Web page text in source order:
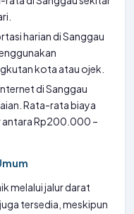
harian di Sanggau
kota atau ojek.
di Sanggau
Rata-rata biaya
antara Rp200.000 –
melalui jalur darat
tersedia, meskipun